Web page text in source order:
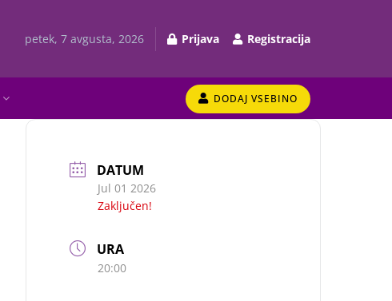
petek, 7 avgusta, 2026 Prijava Registracija
DODAJ VSEBINO
DATUM
Jul 01 2026
Zaključen!
URA
20:00